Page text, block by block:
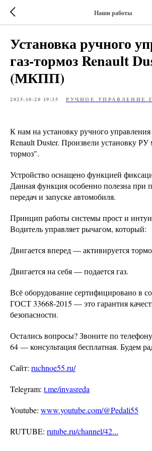
Наши работы
Установка ручного
газ-тормоз Renault
(МКПП)
2025-10-20 19:35 РУЧНОЕ УПРАВЛЕНИЕ
К нам на установку ручного
Renault Duster. Произвели установку РУ
тормоз".
Устройство оснащено функцией
Данная функция особенно полезна при
передач и запуске автомобиля.
Принцип работы системы прост и
Водитель управляет рычагом, который:
Двигается вперед — активируется
Двигается на себя — подается газ.
Всё оборудование сертифицировано в
ГОСТ 33668-2015 — это гарантия
безопасности.
Остались вопросы? Звоните по
64 — консультация бесплатная. Будем
Cайт: ruchnoe55.ru/
Telegram: t.me/invasreda
Youtube: www.youtube.com/@Pedali55
RUTUBE: rutube.ru/channel/42...